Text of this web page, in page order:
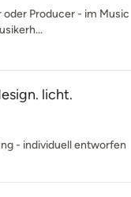
Producer - im Music
licht.
5 Sternen
- individuell entworfen